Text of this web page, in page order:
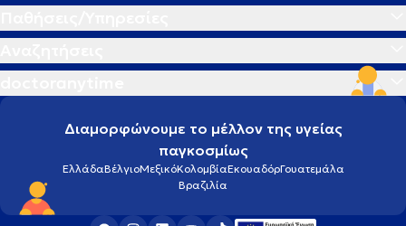
Διαμορφώνουμε το μέλλον της υγείας
παγκοσμίως
ΕλλάδαΒέλγιοΜεξικόΚολομβίαΕκουαδόρΓουατεμάλα
Βραζιλία